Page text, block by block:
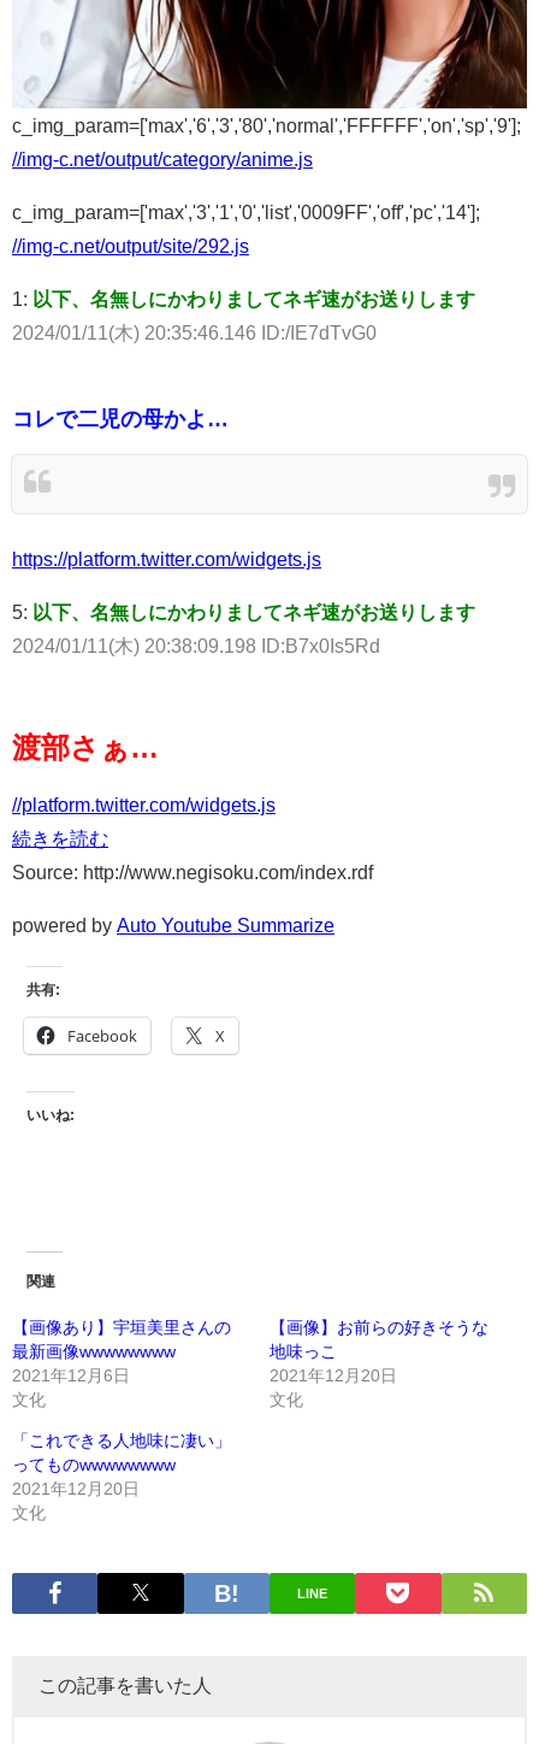
c_img_param=['max','6','3','80','normal','FFFFFF','on','sp','9'];
//img-c.net/output/category/anime.js
c_img_param=['max','3','1','0','list','0009FF','off','pc','14'];
//img-c.net/output/site/292.js
1: 以下、名無しにかわりましてネギ速がお送りします
2024/01/11(木) 20:35:46.146 ID:/IE7dTvG0
コレで二児の母かよ…
https://platform.twitter.com/widgets.js
5: 以下、名無しにかわりましてネギ速がお送りします
2024/01/11(木) 20:38:09.198 ID:B7x0Is5Rd
渡部さぁ…
//platform.twitter.com/widgets.js
続きを読む
Source: http://www.negisoku.com/index.rdf
powered by Auto Youtube Summarize
共有:
Facebook X
いいね:
関連
【画像あり】宇垣美里さんの
最新画像wwwwwwww
2021年12月6日
文化
【画像】お前らの好きそうな
地味っこ
2021年12月20日
文化
「これできる人地味に凄い」
ってものwwwwwwww
2021年12月20日
文化
LINE
この記事を書いた人